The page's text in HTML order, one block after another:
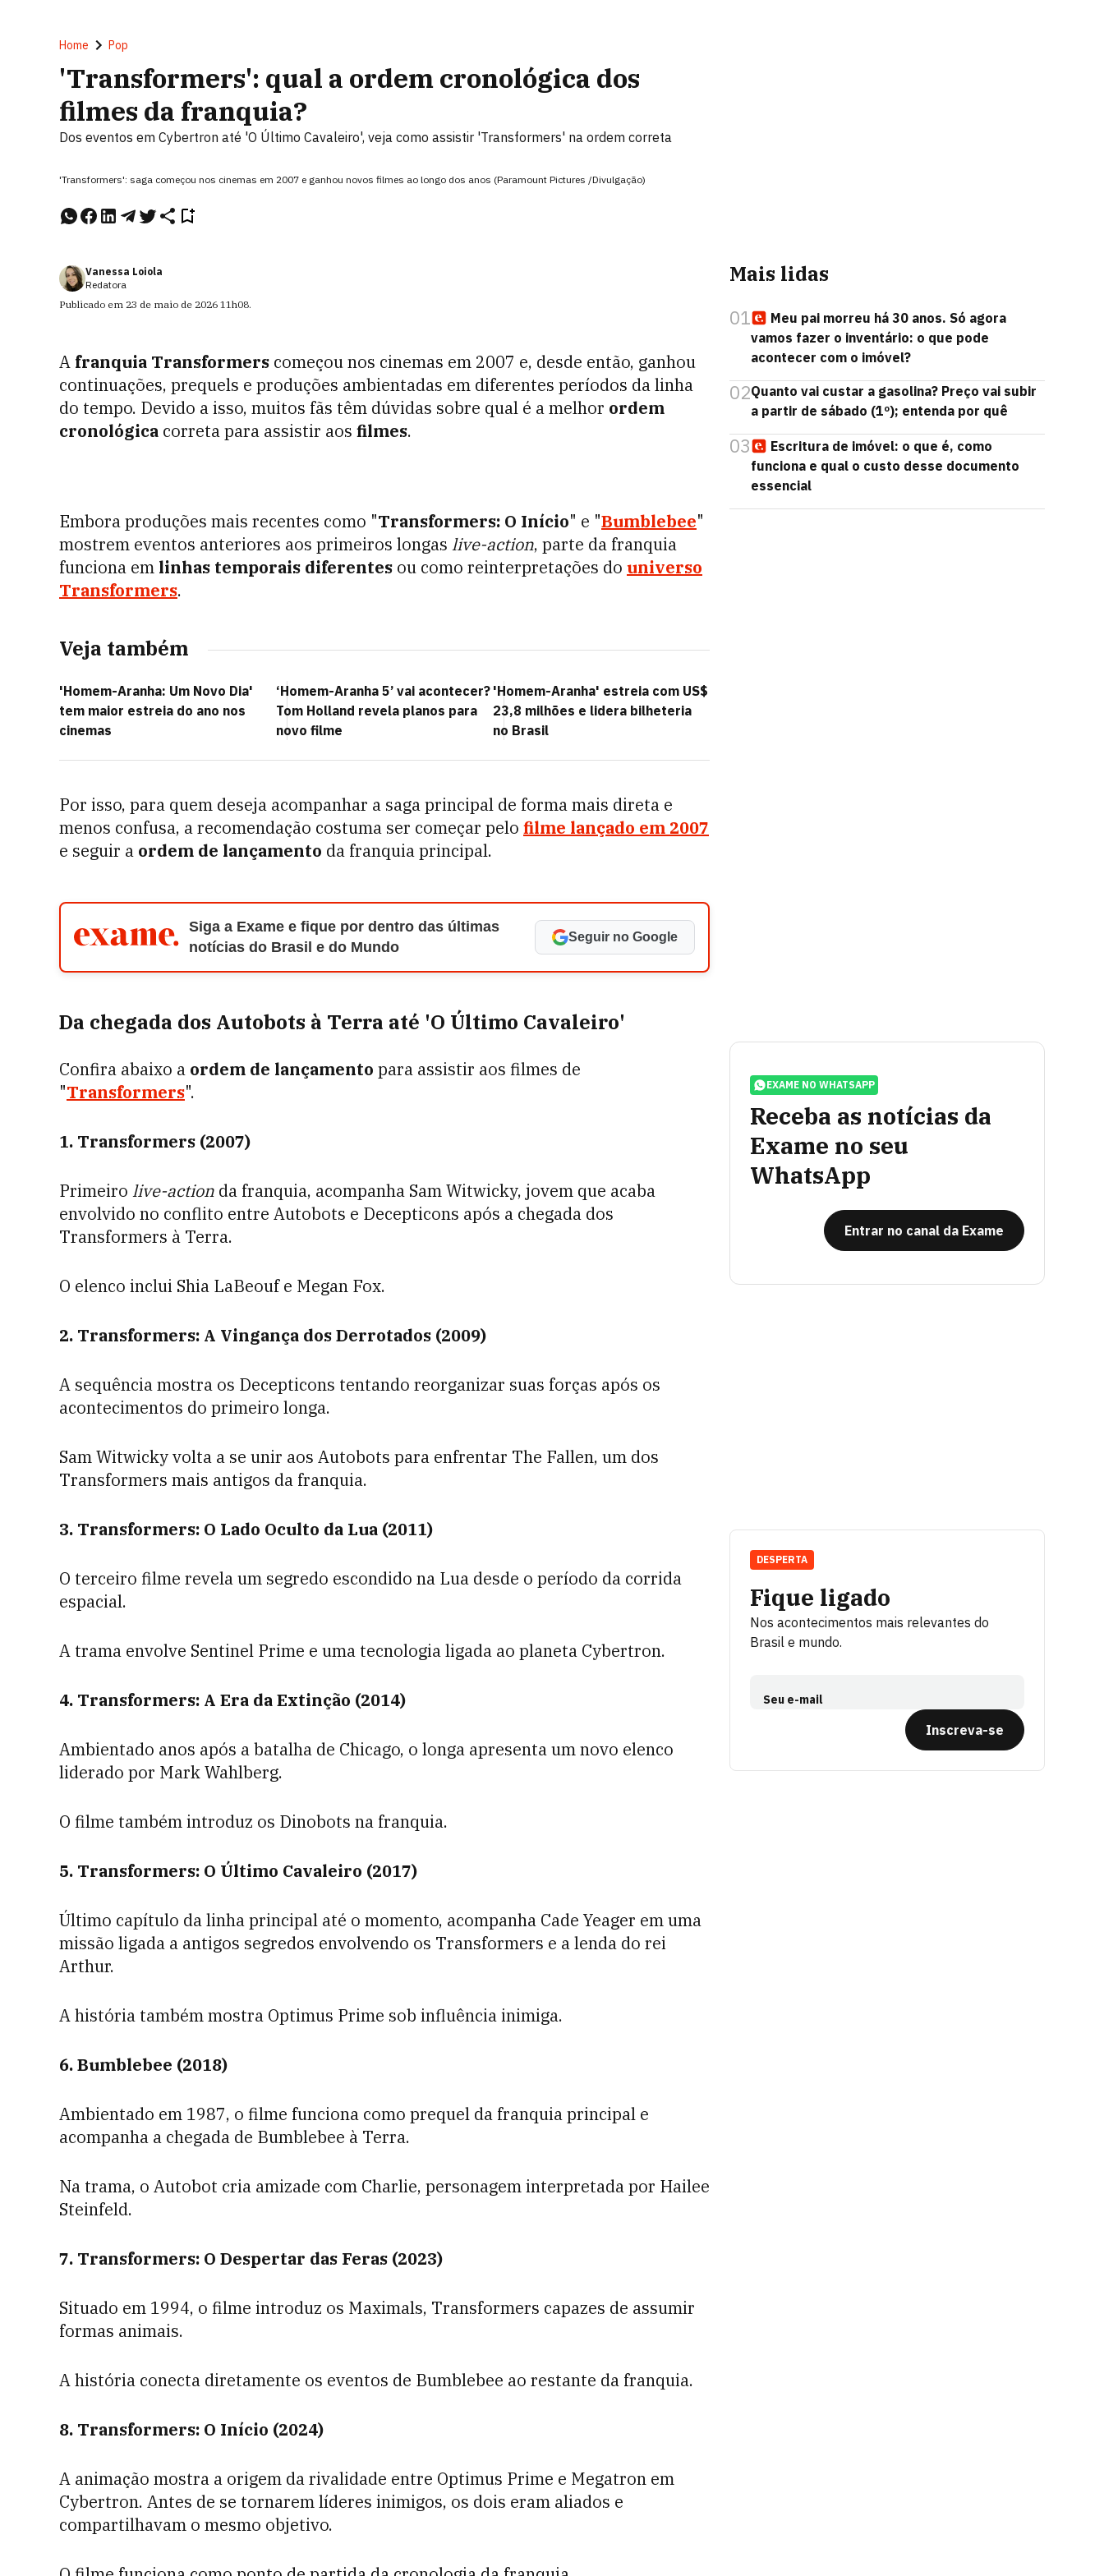
Home Pop
'Transformers': qual a ordem cronológica dos
filmes da franquia?
Dos eventos em Cybertron até 'O Último Cavaleiro', veja como assistir 'Transformers' na ordem correta
'Transformers': saga começou nos cinemas em 2007 e ganhou novos filmes ao longo dos anos (Paramount Pictures /Divulgação)
Vanessa Loiola
Redatora
Publicado em 23 de maio de 2026 11h08.
A franquia Transformers começou nos cinemas em 2007 e, desde então, ganhou
continuações, prequels e produções ambientadas em diferentes períodos da linha
do tempo. Devido a isso, muitos fãs têm dúvidas sobre qual é a melhor ordem
cronológica correta para assistir aos filmes.
Embora produções mais recentes como "Transformers: O Início" e "Bumblebee"
mostrem eventos anteriores aos primeiros longas live-action, parte da franquia
funciona em linhas temporais diferentes ou como reinterpretações do universo
Transformers.
Veja também
'Homem-Aranha: Um Novo Dia'
tem maior estreia do ano nos
cinemas
‘Homem-Aranha 5’ vai acontecer?
Tom Holland revela planos para
novo filme
'Homem-Aranha' estreia com US$
23,8 milhões e lidera bilheteria
no Brasil
Por isso, para quem deseja acompanhar a saga principal de forma mais direta e
menos confusa, a recomendação costuma ser começar pelo filme lançado em 2007
e seguir a ordem de lançamento da franquia principal.
Siga a Exame e fique por dentro das últimas
notícias do Brasil e do Mundo
Seguir no Google
Da chegada dos Autobots à Terra até 'O Último Cavaleiro'
Confira abaixo a ordem de lançamento para assistir aos filmes de
"Transformers".
1. Transformers (2007)
Primeiro live-action da franquia, acompanha Sam Witwicky, jovem que acaba
envolvido no conflito entre Autobots e Decepticons após a chegada dos
Transformers à Terra.
O elenco inclui Shia LaBeouf e Megan Fox.
2. Transformers: A Vingança dos Derrotados (2009)
A sequência mostra os Decepticons tentando reorganizar suas forças após os
acontecimentos do primeiro longa.
Sam Witwicky volta a se unir aos Autobots para enfrentar The Fallen, um dos
Transformers mais antigos da franquia.
3. Transformers: O Lado Oculto da Lua (2011)
O terceiro filme revela um segredo escondido na Lua desde o período da corrida
espacial.
A trama envolve Sentinel Prime e uma tecnologia ligada ao planeta Cybertron.
4. Transformers: A Era da Extinção (2014)
Ambientado anos após a batalha de Chicago, o longa apresenta um novo elenco
liderado por Mark Wahlberg.
O filme também introduz os Dinobots na franquia.
5. Transformers: O Último Cavaleiro (2017)
Último capítulo da linha principal até o momento, acompanha Cade Yeager em uma
missão ligada a antigos segredos envolvendo os Transformers e a lenda do rei
Arthur.
A história também mostra Optimus Prime sob influência inimiga.
6. Bumblebee (2018)
Ambientado em 1987, o filme funciona como prequel da franquia principal e
acompanha a chegada de Bumblebee à Terra.
Na trama, o Autobot cria amizade com Charlie, personagem interpretada por Hailee
Steinfeld.
7. Transformers: O Despertar das Feras (2023)
Situado em 1994, o filme introduz os Maximals, Transformers capazes de assumir
formas animais.
A história conecta diretamente os eventos de Bumblebee ao restante da franquia.
8. Transformers: O Início (2024)
A animação mostra a origem da rivalidade entre Optimus Prime e Megatron em
Cybertron. Antes de se tornarem líderes inimigos, os dois eram aliados e
compartilhavam o mesmo objetivo.
Mais lidas
01
Meu pai morreu há 30 anos. Só agora
vamos fazer o inventário: o que pode
acontecer com o imóvel?
02Quanto vai custar a gasolina? Preço vai subir
a partir de sábado (1º); entenda por quê
03
Escritura de imóvel: o que é, como
funciona e qual o custo desse documento
essencial
EXAME NO WHATSAPP
Receba as notícias da
Exame no seu
WhatsApp
Entrar no canal da Exame
Fique ligado
Nos acontecimentos mais relevantes do
Brasil e mundo.
Seu e-mail
Inscreva-se
DESPERTA